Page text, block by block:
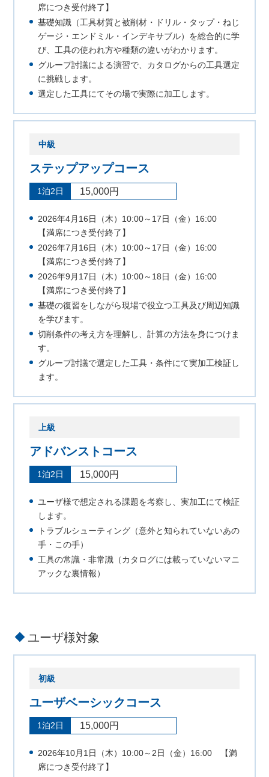
席につき受付終了】
基礎知識（工具材質と被削材・ドリル・タップ・ねじ
ゲージ・エンドミル・インデキサブル）を総合的に学
び、工具の使われ方や種類の違いがわかります。
グループ討議による演習で、カタログからの工具選定
に挑戦します。
選定した工具にてその場で実際に加工します。
中級
ステップアップコース
1泊2日 15,000円
2026年4月16日（木）10:00～17日（金）16:00
【満席につき受付終了】
2026年7月16日（木）10:00～17日（金）16:00
【満席につき受付終了】
2026年9月17日（木）10:00～18日（金）16:00
【満席につき受付終了】
基礎の復習をしながら現場で役立つ工具及び周辺知識
を学びます。
切削条件の考え方を理解し、計算の方法を身につけま
す。
グループ討議で選定した工具・条件にて実加工検証し
ます。
上級
アドバンストコース
1泊2日 15,000円
ユーザ様で想定される課題を考察し、実加工にて検証
します。
トラブルシューティング（意外と知られていないあの
手・この手）
工具の常識・非常識（カタログには載っていないマニ
アックな裏情報）
ユーザ様対象
初級
ユーザベーシックコース
1泊2日 15,000円
2026年10月1日（木）10:00～2日（金）16:00 【満
席につき受付終了】